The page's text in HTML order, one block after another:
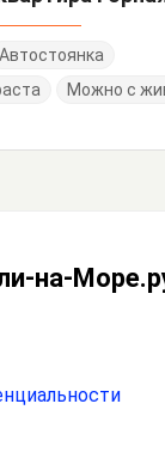
Автостоянка
Можно с
на-